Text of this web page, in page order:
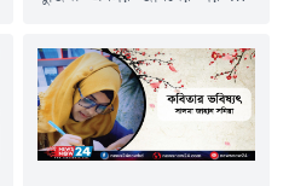
বন্ধ করে মেনে নিতে হয়, প্রকৃতি
তার রং বদলায়শুধু ভালোবাসা
সংকল্প হয়ে বেঁধে থাকে দেহ ও
আত্মায়।মোহ-মায়া, সুখ-দুঃখ
ভালোবাসার অন্তিম ঘরবিচ্ছেদ
হলেও হৃদজমিনে পড়ে থাকে